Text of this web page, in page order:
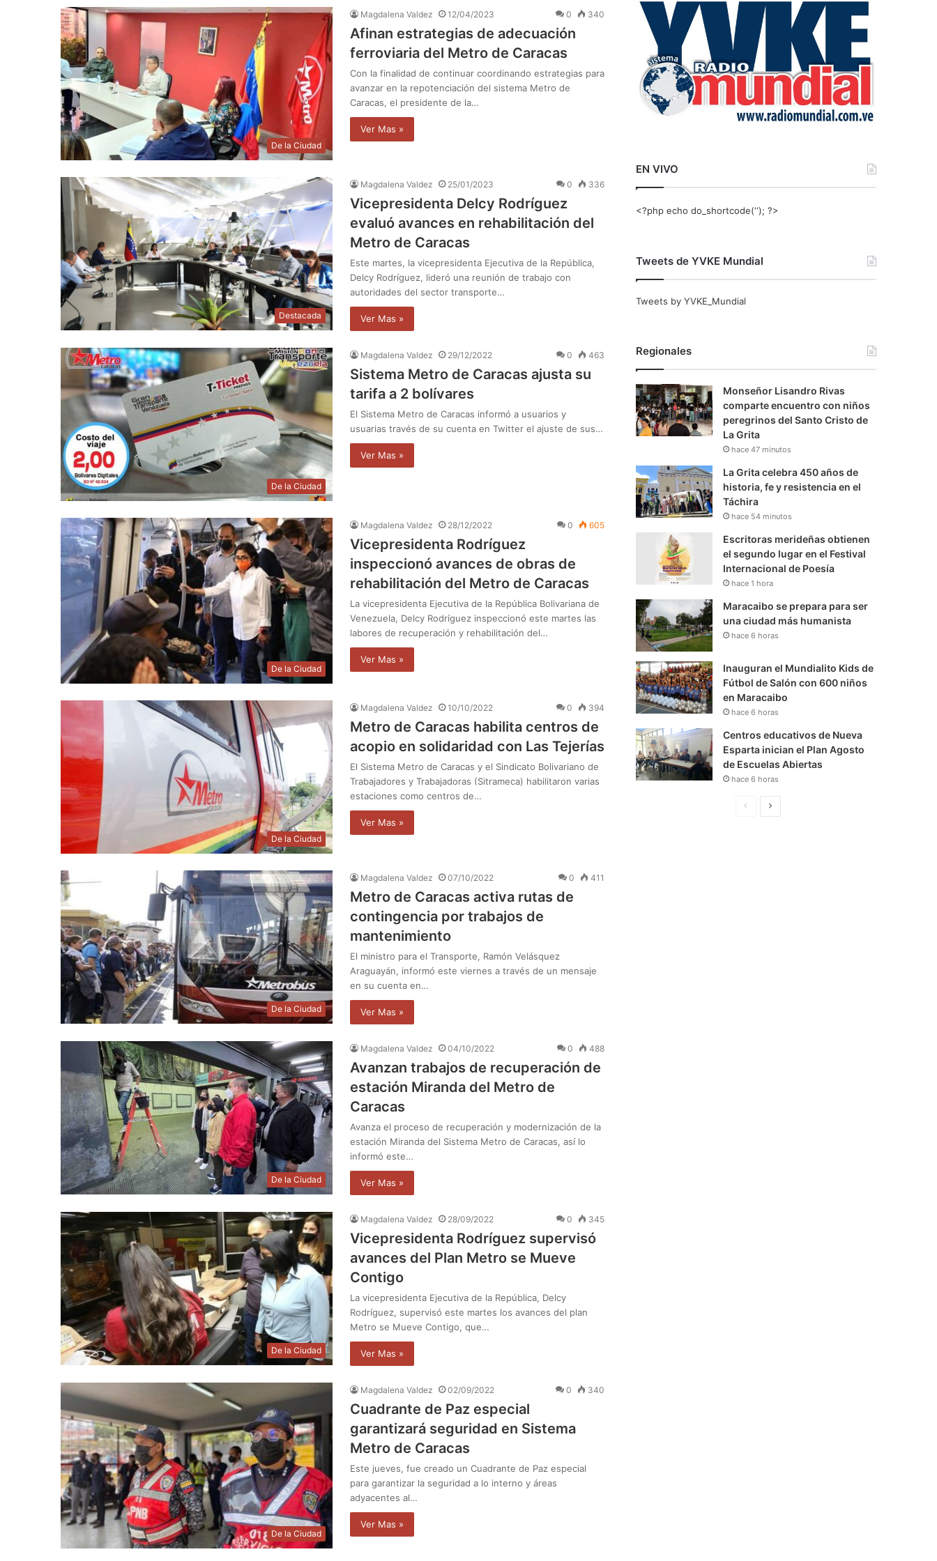
De la Ciudad
Magdalena Valdez 12/04/2023 0 340
Afinan estrategias de adecuación
ferroviaria del Metro de Caracas
Con la finalidad de continuar coordinando estrategias para
avanzar en la repotenciación del sistema Metro de
Caracas, el presidente de la…
Ver Mas »
Destacada
Magdalena Valdez 25/01/2023 0 336
Vicepresidenta Delcy Rodríguez
evaluó avances en rehabilitación del
Metro de Caracas
Este martes, la vicepresidenta Ejecutiva de la República,
Delcy Rodríguez, lideró una reunión de trabajo con
autoridades del sector transporte…
Ver Mas »
De la Ciudad
Magdalena Valdez 29/12/2022 0 463
Sistema Metro de Caracas ajusta su
tarifa a 2 bolívares
El Sistema Metro de Caracas informó a usuarios y
usuarias través de su cuenta en Twitter el ajuste de sus…
Ver Mas »
De la Ciudad
Magdalena Valdez 28/12/2022 0 605
Vicepresidenta Rodríguez
inspeccionó avances de obras de
rehabilitación del Metro de Caracas
La vicepresidenta Ejecutiva de la República Bolivariana de
Venezuela, Delcy Rodríguez inspeccionó este martes las
labores de recuperación y rehabilitación del…
Ver Mas »
De la Ciudad
Magdalena Valdez 10/10/2022 0 394
Metro de Caracas habilita centros de
acopio en solidaridad con Las Tejerías
El Sistema Metro de Caracas y el Sindicato Bolivariano de
Trabajadores y Trabajadoras (Sitrameca) habilitaron varias
estaciones como centros de…
Ver Mas »
De la Ciudad
Magdalena Valdez 07/10/2022 0 411
Metro de Caracas activa rutas de
contingencia por trabajos de
mantenimiento
El ministro para el Transporte, Ramón Velásquez
Araguayán, informó este viernes a través de un mensaje
en su cuenta en…
Ver Mas »
De la Ciudad
Magdalena Valdez 04/10/2022 0 488
Avanzan trabajos de recuperación de
estación Miranda del Metro de
Caracas
Avanza el proceso de recuperación y modernización de la
estación Miranda del Sistema Metro de Caracas, así lo
informó este…
Ver Mas »
De la Ciudad
Magdalena Valdez 28/09/2022 0 345
Vicepresidenta Rodríguez supervisó
avances del Plan Metro se Mueve
Contigo
La vicepresidenta Ejecutiva de la República, Delcy
Rodríguez, supervisó este martes los avances del plan
Metro se Mueve Contigo, que…
Ver Mas »
De la Ciudad
Magdalena Valdez 02/09/2022 0 340
Cuadrante de Paz especial
garantizará seguridad en Sistema
Metro de Caracas
Este jueves, fue creado un Cuadrante de Paz especial
para garantizar la seguridad a lo interno y áreas
adyacentes al…
Ver Mas »
r
EN VIVO
<?php echo do_shortcode(‘‘); ?>
Tweets de YVKE Mundial
Tweets by YVKE_Mundial
Regionales
Monseñor Lisandro Rivas
comparte encuentro con niños
peregrinos del Santo Cristo de
La Grita
hace 47 minutos
La Grita celebra 450 años de
historia, fe y resistencia en el
Táchira
hace 54 minutos
Escritoras merideñas obtienen
el segundo lugar en el Festival
Internacional de Poesía
hace 1 hora
Maracaibo se prepara para ser
una ciudad más humanista
hace 6 horas
Inauguran el Mundialito Kids de
Fútbol de Salón con 600 niños
en Maracaibo
hace 6 horas
Centros educativos de Nueva
Esparta inician el Plan Agosto
de Escuelas Abiertas
hace 6 horas
S